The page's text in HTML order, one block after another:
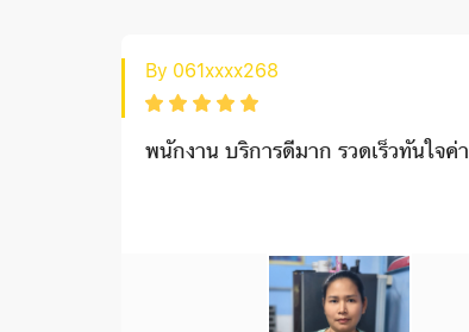
By 061xxxx268
พนักงาน บริการดีมาก รวดเร็วทันใจค่า